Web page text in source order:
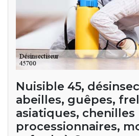
Nuisible 45,
abeilles, guêpes,
asiatiques, chenilles
processionnaires,